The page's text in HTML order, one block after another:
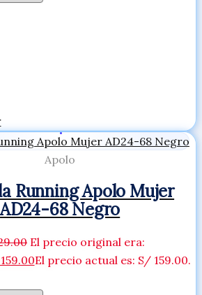
Apolo
Running Apolo Mujer
AD24-68 Negro
El precio original era:
El precio actual es: S/ 159.00.